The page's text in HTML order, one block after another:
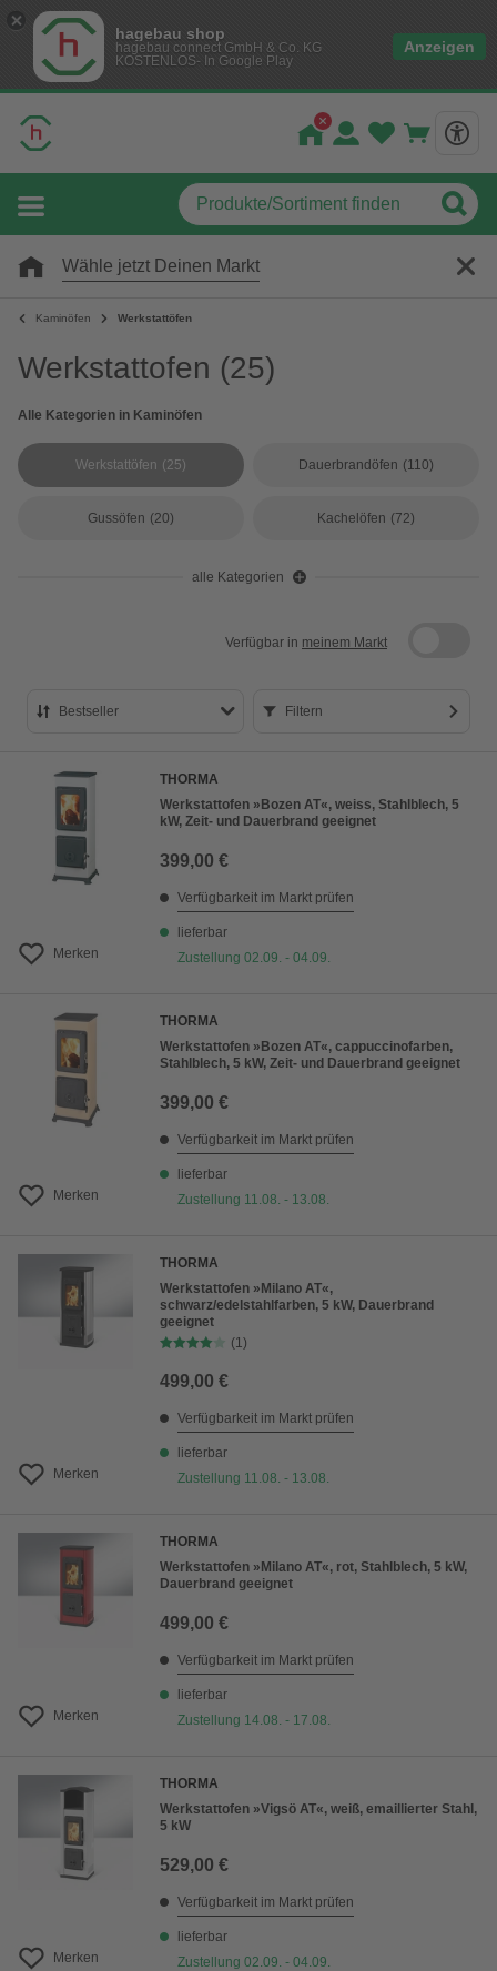
hagebau shop
hagebau connect GmbH & Co. KG
KOSTENLOS- In Google Play
Anzeigen
Wähle jetzt Deinen Markt
Kaminöfen Werkstattöfen
Werkstattofen (25)
Alle Kategorien in Kaminöfen
Werkstattöfen (25) Dauerbrandöfen (110)
Gussöfen (20) Kachelöfen (72)
alle Kategorien
Verfügbar in meinem Markt
Bestseller
Preis aufsteigend
Preis absteigend
Bewertung
Filtern
Merken
THORMA
Werkstattofen »Bozen AT«, weiss, Stahlblech, 5
kW, Zeit- und Dauerbrand geeignet
399,00 €
Verfügbarkeit im Markt prüfen
lieferbar
Zustellung 02.09. - 04.09.
Merken
THORMA
Werkstattofen »Bozen AT«, cappuccinofarben,
Stahlblech, 5 kW, Zeit- und Dauerbrand geeignet
399,00 €
Verfügbarkeit im Markt prüfen
lieferbar
Zustellung 11.08. - 13.08.
Merken
THORMA
Werkstattofen »Milano AT«,
schwarz/edelstahlfarben, 5 kW, Dauerbrand
geeignet
(1)
499,00 €
Verfügbarkeit im Markt prüfen
lieferbar
Zustellung 11.08. - 13.08.
Merken
THORMA
Werkstattofen »Milano AT«, rot, Stahlblech, 5 kW,
Dauerbrand geeignet
499,00 €
Verfügbarkeit im Markt prüfen
lieferbar
Zustellung 14.08. - 17.08.
Merken
THORMA
Werkstattofen »Vigsö AT«, weiß, emaillierter Stahl,
5 kW
529,00 €
Verfügbarkeit im Markt prüfen
lieferbar
Zustellung 02.09. - 04.09.